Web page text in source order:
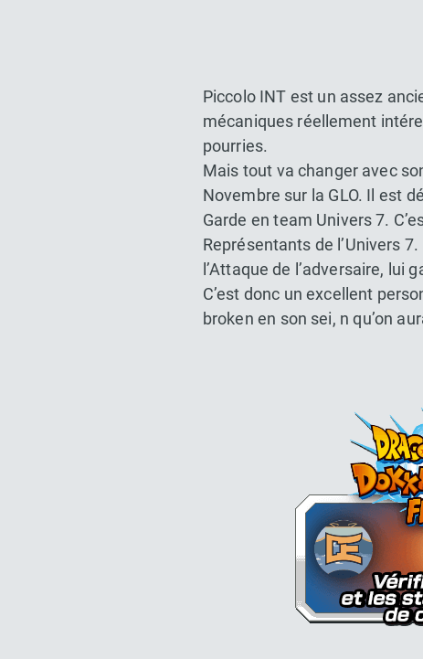
Piccolo INT est un assez
mécaniques réellement
pourries.
Mais tout va changer avec
Novembre sur la GLO. Il est
Garde en team Univers 7.
Représentants de l’Univers
l’Attaque de l’adversaire, lui
C’est donc un excellent
broken en son sei, n qu’on